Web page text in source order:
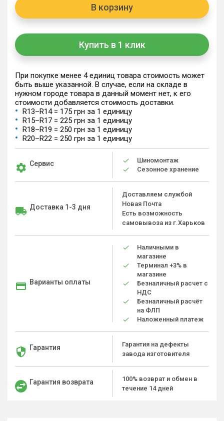
В корзину
Купить в 1 клик
При покупке менее 4 единиц товара стоимость может
быть выше указанной. В случае, если на складе в
нужном городе товара в данный момент нет, к его
стоимости добавляется стоимость доставки.
R13–R14 = 175 грн за 1 единицу
R15–R17 = 225 грн за 1 единицу
R18–R19 = 250 грн за 1 единицу
R20–R22 = 250 грн за 1 единицу
Сервис
Шиномонтаж
Сезонное хранение
Доставка 1-3 дня
Доставляем службой
Новая Почта
Есть возможность
самовывоза из г.Харьков
Варианты оплаты
Наличными в
магазине
Терминал +3% в
магазине
Безналичный расчет с
НДС
Безналичный расчёт
на ФЛП
Наложенный платеж
Гарантия
Гарантия на дефекты
завода изготовителя
Гарантия возврата
100% возврат и обмен в
течение 14 дней